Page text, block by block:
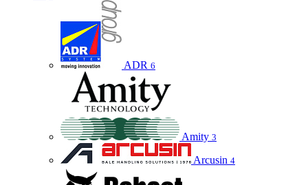
ADR 6
Amity 3
Arcusin 4